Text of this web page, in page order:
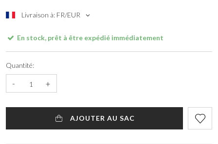
Livraison à: FR/EUR
En stock, prêt à être expédié immédiatement
Quantité:
- +
AJOUTER AU SAC